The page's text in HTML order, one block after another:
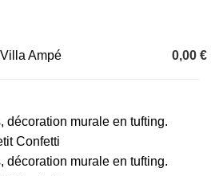
0,00 €